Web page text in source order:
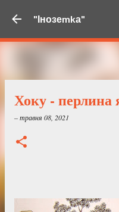
Перейти
"Інозеmkа"
Хоку - перлина
–травня 08, 2021